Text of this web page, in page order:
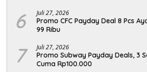
6 Juli 27, 2026
Promo CFC Payday Deal 8 Pcs
99 Ribu
7 Juli 27, 2026
Promo Subway Payday Deals, 3
Cuma Rp100.000